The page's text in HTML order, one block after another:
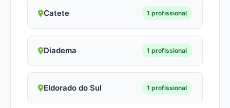
Catete 1 profissional
Diadema 1 profissional
Eldorado do Sul 1 profissional